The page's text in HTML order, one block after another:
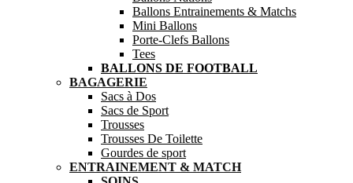
Ballons Entrainements & Matchs
Mini Ballons
Porte-Clefs Ballons
Tees
BALLONS DE FOOTBALL
BAGAGERIE
Sacs à Dos
Sacs de Sport
Trousses
Trousses De Toilette
Gourdes de sport
ENTRAINEMENT & MATCH